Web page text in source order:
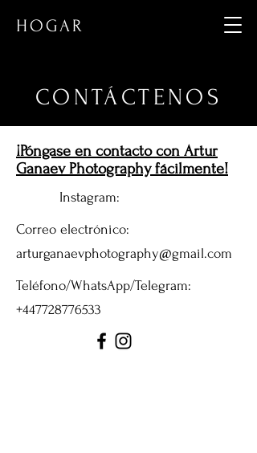
HOGAR
CONTÁCTENOS
¡Póngase en contacto con Artur
Ganaev Photography fácilmente!
Instagram:
Correo electrónico:
arturganaevphotography@gmail.com
Teléfono/WhatsApp/Telegram:
+447728776533